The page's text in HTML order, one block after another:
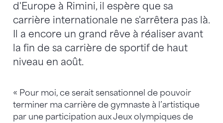
d'Europe à Rimini, il espère que sa
carrière internationale ne s'arrêtera pas là.
Il a encore un grand rêve à réaliser avant
la fin de sa carrière de sportif de haut
niveau en août.
« Pour moi, ce serait sensationnel de pouvoir
terminer ma carrière de gymnaste à l’artistique
par une participation aux Jeux olympiques de